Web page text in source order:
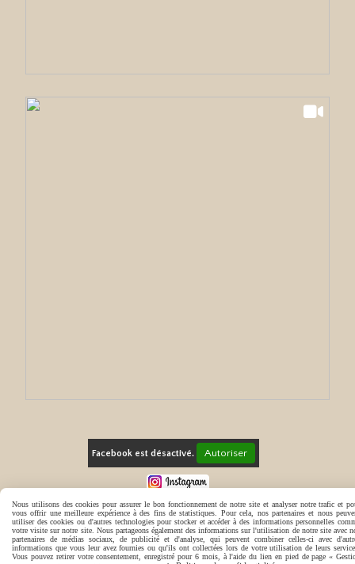
Facebook est désactivé. Autoriser
Se rétracter Politique de confidentialité
Gestion cookies
Mon Compte
C.G.V.
Nous utilisons des cookies pour assurer le bon fonctionnement de notre site et analyser notre trafic et
vous offrir une meilleure expérience à des fins de statistiques. Pour cela, nos partenaires et nous
utiliser des cookies ou d'autres technologies pour stocker et accéder à des informations personnelles
votre visite sur notre site. Nous partageons également des informations sur l'utilisation de notre site avec
partenaires de médias sociaux, de publicité et d'analyse, qui peuvent combiner celles-ci avec
informations que vous leur avez fournies ou qu'ils ont collectées lors de votre utilisation de leurs
Vous pouvez retirer votre consentement, enregistré pour 6 mois, à l'aide du lien en pied de page «